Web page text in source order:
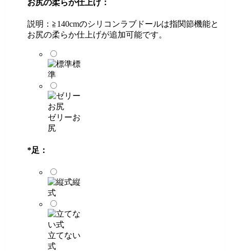
お尻の柔らか仕上げ：
説明：≧140cmのシリコンラブドールは指関節機能と
お尻の柔らか仕上げが追加可能です。
標
準
ゼリーお
尻
*足：
縦
式
立てない
式